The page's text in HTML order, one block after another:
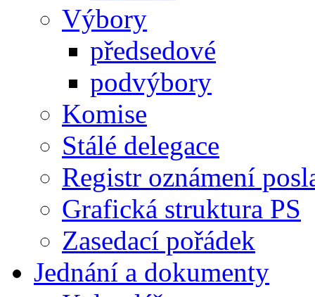
Výbory
předsedové
podvýbory
Komise
Stálé delegace
Registr oznámení
Grafická struktura PS
Zasedací pořádek
Jednání a dokumenty